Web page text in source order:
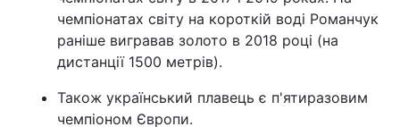
чемпіонатах світу на короткій воді Романчук
раніше вигравав золото в 2018 році (на
дистанції 1500 метрів).
Також український плавець є п'ятиразовим
чемпіоном Європи.